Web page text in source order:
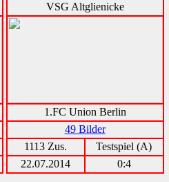
VSG Altglienicke
1.FC Union Berlin
49 Bilder
1113 Zus.
Testspiel (A)
22.07.2014
0:4